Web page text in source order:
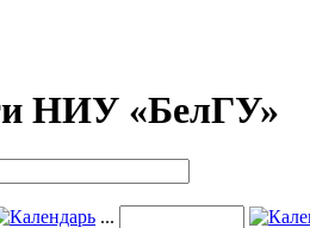
НИУ «БелГУ»
...